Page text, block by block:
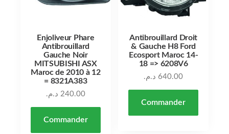
Enjoliveur Phare
Antibrouillard
Gauche Noir
MITSUBISHI ASX
Maroc de 2010 à 12
= 8321A383
240.00 د.م.
Commander
Antibrouillard Droit
& Gauche H8 Ford
Ecosport Maroc 14-
18 => 6208V6
640.00 د.م.
Commander